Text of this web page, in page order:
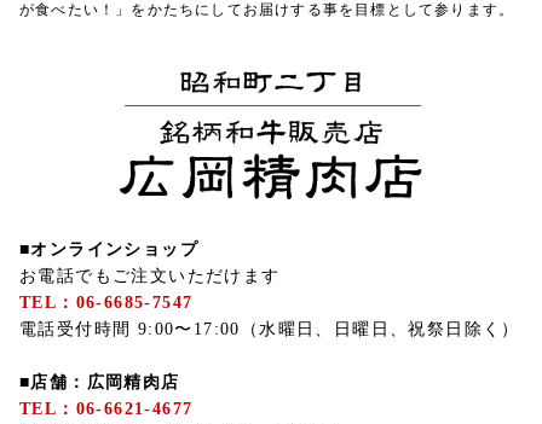
が食べたい！」をかたちにしてお届けする事を目標として参ります。
■オンラインショップ
お電話でもご注文いただけます
TEL：06-6685-7547
電話受付時間 9:00〜17:00（水曜日、日曜日、祝祭日除く）
■店舗：広岡精肉店
TEL：06-6621-4677